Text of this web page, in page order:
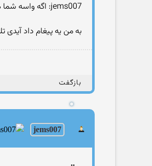
jems007: اگه واسه شما هم پیام دادن چرا گزارش ندادید ؟
به من یه پیغام داد
بازگفت
jems007